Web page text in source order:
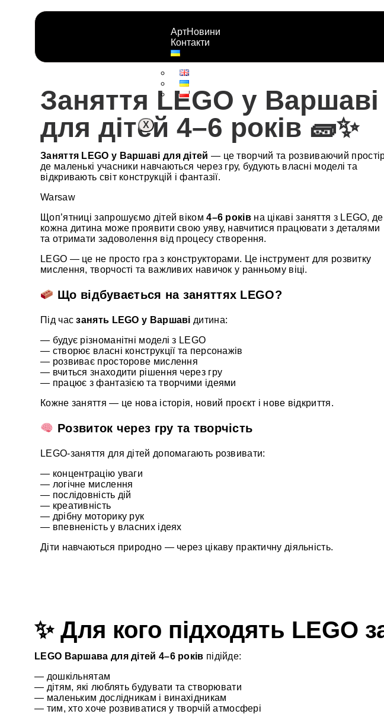
АртНовини
Контакти
X
Заняття LEGO у Варшаві
для дітей 4–6 років 🧱✨
Заняття LEGO у Варшаві для дітей — це творчий та розвиваючий
де маленькі учасники навчаються через гру, будують власні моделі та
відкривають світ конструкцій і фантазії.
Warsaw
Щоп’ятниці запрошуємо дітей віком4–6 роківна цікаві заняття з LEGO, де
кожна дитина може проявити свою уяву, навчитися працювати з деталями
та отримати задоволення від процесу створення.
LEGO — це не просто гра з конструкторами. Це інструмент для розвитку
мислення, творчості та важливих навичок у ранньому віці.
Що відбувається на заняттях LEGO?
Під часзанять LEGO у Варшаві дитина:
— будує різноманітні моделі з LEGO
— створює власні конструкції та персонажів
— розвиває просторове мислення
— вчиться знаходити рішення через гру
— працює з фантазією та творчими ідеями
Кожне заняття — це нова історія, новий проєкт і нове відкриття.
Розвиток через гру та творчість
LEGO-заняття для дітей допомагають розвивати:
— концентрацію уваги
— логічне мислення
— послідовність дій
— креативність
— дрібну моторику рук
— впевненість у власних ідеях
Діти навчаються природно — через цікаву практичну діяльність.
✨ Для кого підходять LEGO
LEGO Варшава для дітей 4–6 років підійде:
— дошкільнятам
— дітям, які люблять будувати та створювати
— маленьким дослідникам і винахідникам
— тим, хто хоче розвиватися у творчій атмосфері